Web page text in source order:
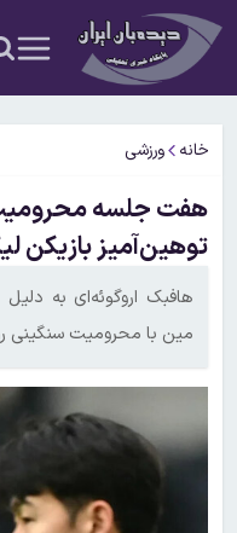
خانه ورزشی
هفت جلسه‌
توهین‌آمیز بازیکن
هافبک اروگوئه‌ای به
مین با محرومیت سنگینی